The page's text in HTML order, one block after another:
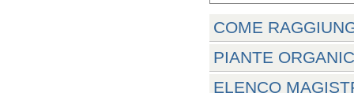
COME
PIANTE
ELENCO